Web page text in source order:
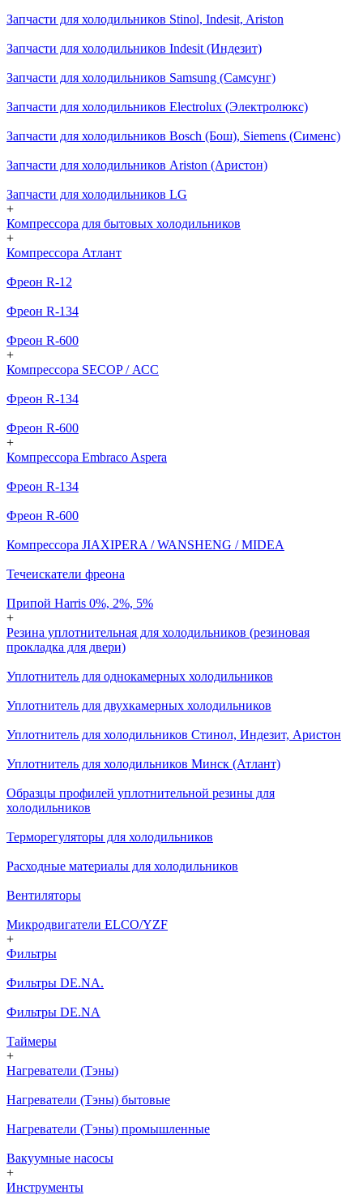
Запчасти для холодильников Stinol, Indesit, Ariston
Запчасти для холодильников Indesit (Индезит)
Запчасти для холодильников Samsung (Самсунг)
Запчасти для холодильников Electrolux (Электролюкс)
Запчасти для холодильников Bosch (Бош), Siemens (Сименс)
Запчасти для холодильников Ariston (Аристон)
Запчасти для холодильников LG
+
Компрессора для бытовых холодильников
+
Компрессора Атлант
Фреон R-12
Фреон R-134
Фреон R-600
+
Компрессора SECOP / АСС
Фреон R-134
Фреон R-600
+
Компрессора Embraco Aspera
Фреон R-134
Фреон R-600
Компрессора JIAXIPERA / WANSHENG / MIDEA
Течеискатели фреона
Припой Harris 0%, 2%, 5%
+
Резина уплотнительная для холодильников (резиновая
прокладка для двери)
Уплотнитель для однокамерных холодильников
Уплотнитель для двухкамерных холодильников
Уплотнитель для холодильников Стинол, Индезит, Аристон
Уплотнитель для холодильников Минск (Атлант)
Образцы профилей уплотнительной резины для
холодильников
Терморегуляторы для холодильников
Расходные материалы для холодильников
Вентиляторы
Микродвигатели ELCO/YZF
+
Фильтры
Фильтры DE.NA.
Фильтры DE.NA
Таймеры
+
Нагреватели (Тэны)
Нагреватели (Тэны) бытовые
Нагреватели (Тэны) промышленные
Вакуумные насосы
+
Инструменты